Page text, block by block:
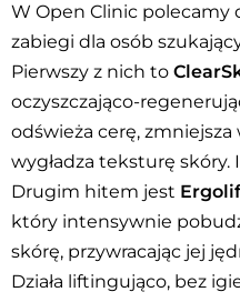
W Open Clinic
zabiegi dla osób
Pierwszy z nich to
oczyszczająco-
odświeża cerę,
wygładza teksturę
Drugim hitem jest
który intensywnie
skórę, przywracając jej
Działa liftingująco, bez